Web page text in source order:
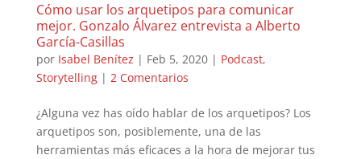
Cómo usar los arquetipos para comunicar
mejor. Gonzalo Álvarez entrevista a Alberto
García-Casillas
por Isabel Benítez | Feb 5, 2020| Podcast,
Storytelling| 2 Comentarios
¿Alguna vez has oído hablar de los arquetipos? Los
arquetipos son, posiblemente, una de las
herramientas más eficaces a la hora de mejorar tus